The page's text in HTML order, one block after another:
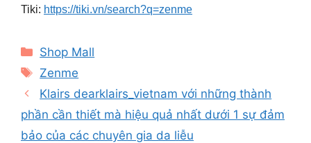
Tiki: https://tiki.vn/search?q=zenme
Categories
Shop Mall
Tags
Zenme
Klairs dearklairs_vietnam với những thành
phần cần thiết mà hiệu quả nhất dưới 1 sự đảm
bảo của các chuyên gia da liễu